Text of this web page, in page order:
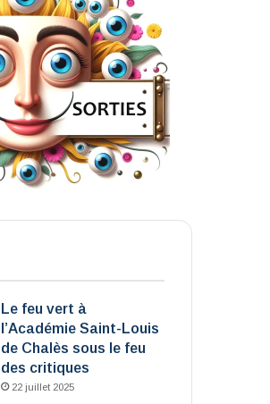
Le feu vert à
l’Académie Saint-Louis
de Chalès sous le feu
des critiques
22 juillet 2025